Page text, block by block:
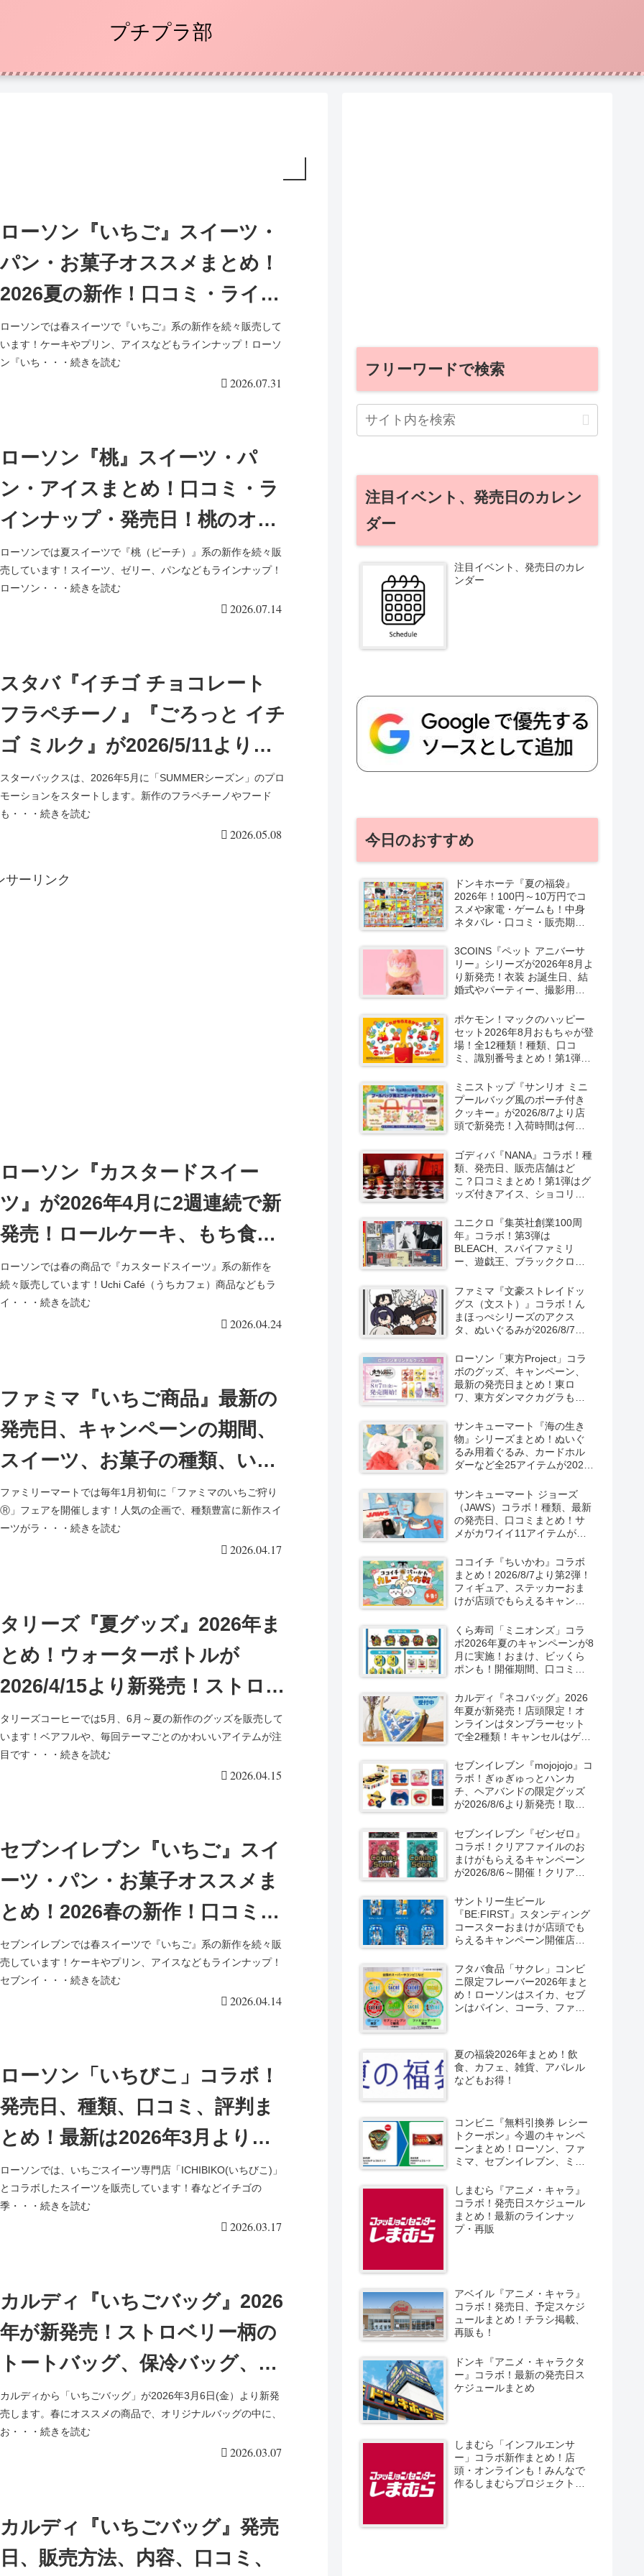
プチプラ部
ローソン『いちご』スイーツ・
パン・お菓子オススメまとめ！
2026夏の新作！口コミ・ライン
ナップ・発売日！2026/8/4より
新発売！
ローソンでは春スイーツで『いちご』系の新作を続々販売して
います！ケーキやプリン、アイスなどもラインナップ！ローソ
ン『いち・・・続きを読む
2026.07.31
ローソン『桃』スイーツ・パ
ン・アイスまとめ！口コミ・ラ
インナップ・発売日！桃のオム
レット、プレミアムロールケー
キなどが2026/7/14より新発売！
ローソンでは夏スイーツで『桃（ピーチ）』系の新作を続々販
売しています！スイーツ、ゼリー、パンなどもラインナップ！
ローソン・・・続きを読む
2026.07.14
スタバ『イチゴ チョコレート
フラペチーノ』『ごろっと イチ
ゴ ミルク』が2026/5/11より新
発売！新作フード、ohora（オ
ホーラ）のネイルシールも！
スターバックスは、2026年5月に「SUMMERシーズン」のプロ
モーションをスタートします。新作のフラペチーノやフード
も・・・続きを読む
2026.05.08
サーリンク
ローソン『カスタードスイー
ツ』が2026年4月に2週連続で新
発売！ロールケーキ、もち食感
ロール、パイシューなど7品！
口コミ・ラインナップ・発売日
ローソンでは春の商品で『カスタードスイーツ』系の新作を
続々販売しています！Uchi Café（うちカフェ）商品などもラ
イ・・・続きを読む
2026.04.24
ファミマ『いちご商品』最新の
発売日、キャンペーンの期間、
スイーツ、お菓子の種類、いち
ご狩り、口コミまとめ！とろけ
る食感ぎゅっといちご、いちご
モッチ、北海道産練乳のいちご
売！
ファミリーマートでは毎年1月初旬に「ファミマのいちご狩り
Ⓡ」フェアを開催します！人気の企画で、種類豊富に新作スイ
ーツがラ・・・続きを読む
2026.04.17
タリーズ『夏グッズ』2026年ま
とめ！ウォーターボトルが
2026/4/15より新発売！ストロベ
リー柄のワンプッシュステンレ
スタンブラー、ベアフル＆チェ
ック柄エコバッグ、ミニテデ
も！
タリーズコーヒーでは5月、6月～夏の新作のグッズを販売して
います！ベアフルや、毎回テーマごとのかわいいアイテムが注
目です・・・続きを読む
2026.04.15
セブンイレブン『いちご』スイ
ーツ・パン・お菓子オススメま
とめ！2026春の新作！口コミ・
ラインナップ・発売日！いちご
オールドファッション、いちご
練乳氷、さくらティーラテなど
セブンイレブンでは春スイーツで『いちご』系の新作を続々販
売しています！ケーキやプリン、アイスなどもラインナップ！
セブンイ・・・続きを読む
2026.04.14
ローソン「いちびこ」コラボ！
発売日、種類、口コミ、評判ま
とめ！最新は2026年3月よりロ
ールケーキなどが新発売！
ローソンでは、いちごスイーツ専門店「ICHIBIKO(いちびこ)」
とコラボしたスイーツを販売しています！春などイチゴの
季・・・続きを読む
2026.03.17
カルディ『いちごバッグ』2026
年が新発売！ストロベリー柄の
トートバッグ、保冷バッグ、サ
ワー、いちごミルクポップコー
ンのセット！販売方法、口コ
カルディから「いちごバッグ」が2026年3月6日(金）より新発
売します。春にオススメの商品で、オリジナルバッグの中に、
お・・・続きを読む
2026.03.07
カルディ『いちごバッグ』発売
日、販売方法、内容、口コミ、
フリーワードで検索
注目イベント、発売日のカレン
ダー
注目イベント、発売日のカレ
ンダー
今日のおすすめ
ドンキホーテ『夏の福袋』
2026年！100円～10万円でコ
スメや家電・ゲームも！中身
ネタバレ・口コミ・販売期
3COINS『ペット アニバーサ
リー』シリーズが2026年8月よ
り新発売！衣装 お誕生日、結
婚式やパーティー、撮影用グ
ポケモン！マックのハッピー
セット2026年8月おもちゃが登
場！全12種類！種類、口コ
ミ、識別番号まとめ！第1弾は
ミニストップ『サンリオ ミニ
プールバッグ風のポーチ付き
クッキー』が2026/8/7より店
頭で新発売！入荷時間は何
施！キティ&ダニエル、マイメ
ロ＆クロミの2種類！
ゴディバ『NANA』コラボ！種
類、発売日、販売店舗はど
こ？口コミまとめ！第1弾はグ
ッズ付きアイス、ショコリキ
より新発売！第2弾は限定チョ
コレートなどが2026年10月？
再販売は？
ユニクロ『集英社創業100周
年』コラボ！第3弾は
BLEACH、スパイファミリ
ー、遊戯王、ブラッククロー
の半袖Tシャツが2026/8/7より
新発売！
ファミマ『文豪ストレイドッ
グス（文スト）』コラボ！ん
まほっぺシリーズのアクス
タ、ぬいぐるみが2026/8/7～
ローソン「東方Project」コラ
ボのグッズ、キャンペーン、
最新の発売日まとめ！東ロ
ワ、東方ダンマクカグラも！
LostWordのプラモ風アクキ
ー、カラビナ、クリアファイ
ルが2026/8/7より新発売！
サンキューマート『海の生き
物』シリーズまとめ！ぬいぐ
るみ用着ぐるみ、カードホル
ダーなど全25アイテムが2026
コミ！
サンキューマート ジョーズ
（JAWS）コラボ！種類、最新
の発売日、口コミまとめ！サ
メがカワイイ11アイテムが
ココイチ『ちいかわ』コラボ
まとめ！2026/8/7より第2弾！
フィギュア、ステッカーおま
けが店頭でもらえるキャンペ
る！
くら寿司「ミニオンズ」コラ
ボ2026年夏のキャンペーンが8
月に実施！おまけ、ビッくら
ポンも！開催期間、口コミ、
カルディ『ネコバッグ』2026
年夏が新発売！店頭限定！オ
ンラインはタンブラーセット
で全2種類！キャンセルはゲリ
セブンイレブン『mojojojo』コ
ラボ！ぎゅぎゅっとハンカ
チ、ヘアバンドの限定グッズ
が2026/8/6より新発売！取扱
セブンイレブン『ゼンゼロ』
コラボ！クリアファイルのお
まけがもらえるキャンペーン
が2026/8/6～開催！クリアカ
売！
サントリー生ビール
『BE:FIRST』スタンディング
コースターおまけが店頭でも
らえるキャンペーン開催店は
定で6種類！見分け方！セブ
ン、ファミマ、ローソン、デ
イリーヤマザキ、ミニストッ
プなどで！クーラーバッグ
フタバ食品「サクレ」コンビ
ニ限定フレーバー2026年まと
め！ローソンはスイカ、セブ
ンはパイン、コーラ、ファミ
夏の福袋2026年まとめ！飲
食、カフェ、雑貨、アパレル
などもお得！
コンビニ『無料引換券 レシー
トクーポン』今週のキャンペ
ーンまとめ！ローソン、ファ
ミマ、セブンイレブン、ミニ
しまむら『アニメ・キャラ』
コラボ！発売日スケジュール
まとめ！最新のラインナッ
プ・再販
アベイル『アニメ・キャラ』
コラボ！発売日、予定スケジ
ュールまとめ！チラシ掲載、
再販も！
ドンキ『アニメ・キャラクタ
ー』コラボ！最新の発売日ス
ケジュールまとめ
しまむら「インフルエンサ
ー」コラボ新作まとめ！店
頭・オンラインも！みんなで
作るしまむらプロジェクト！